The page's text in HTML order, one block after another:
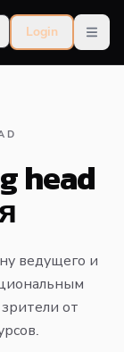
Login
head
ведущего и
от